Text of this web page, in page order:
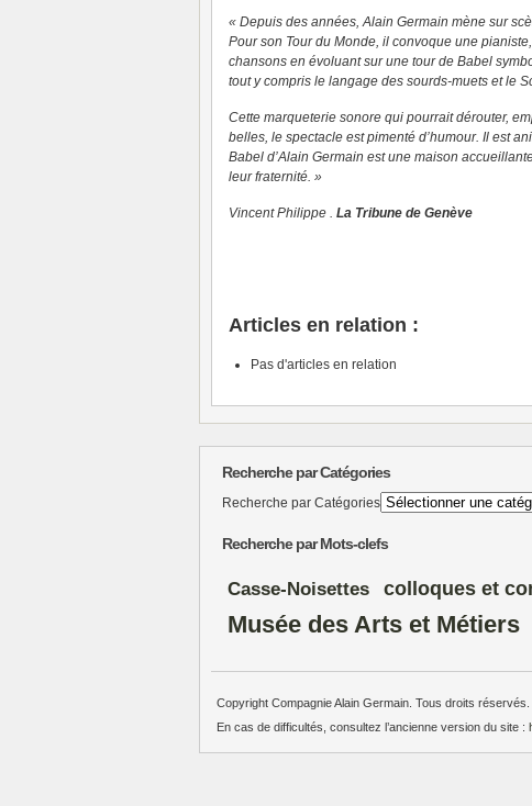
« Depuis des années, Alain Germain mène sur
Pour son Tour du Monde, il convoque une
chansons en évoluant sur une tour de Babel
tout y compris le langage des sourds-muets et le
Cette marqueterie sonore qui pourrait dérouter,
belles, le spectacle est pimenté d’humour. Il est
Babel d’Alain Germain est une maison
leur fraternité. »
Vincent Philippe . La Tribune de Genève
Articles en relation :
Pas d'articles en relation
Recherche par Catégories
Recherche par Catégories
Recherche par Mots-clefs
Casse-Noisettes colloques et
Musée des Arts et Métiers
Copyright Compagnie Alain Germain. Tous droits réservés.
En cas de difficultés, consultez l’ancienne version du site :